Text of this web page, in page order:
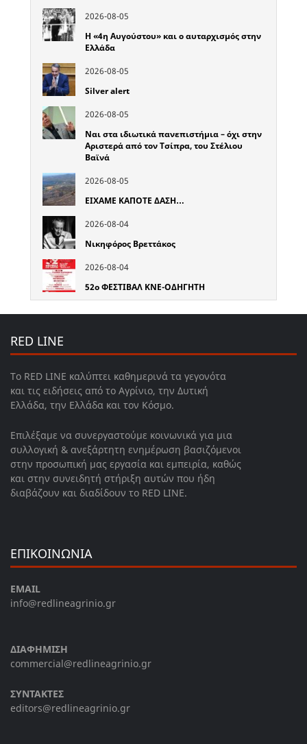
2026-08-05
Η «4η Αυγούστου» και ο αυταρχισμός στην
Ελλάδα
2026-08-05
Silver alert
2026-08-05
Ναι στα ιδιωτικά πανεπιστήμια – όχι στην
Αριστερά από τον Τσίπρα, του Στέλιου
Βαϊνά
2026-08-05
ΕΙΧΑΜΕ ΚΑΠΟΤΕ ΔΑΣΗ…
2026-08-04
Νικηφόρος Βρεττάκος
2026-08-04
52o ΦΕΣΤΙΒΑΛ ΚΝΕ-ΟΔΗΓΗΤΗ
RED LINE
Το RED LINE καλύπτει καθημερινά τα γεγονότα
και τις ειδήσεις από το Αγρίνιο, την Δυτική
Ελλάδα, την Ελλάδα και τον Κόσμο.
Επιλέξαμε να συνεργαστούμε κοινωνικά για μια
συλλογική & ανεξάρτητη ενημέρωση βασιζόμενοι
στην προσωπική μας εργασία και εμπειρία, καθώς
και στην συνειδητή στήριξη αυτών που ήδη
διαβάζουν και διαδίδουν το RED LINE.
ΕΠΙΚΟΙΝΩΝΙΑ
EMAIL
info@redlineagrinio.gr
ΔΙΑΦΗΜΙΣΗ
commercial@redlineagrinio.gr
ΣΥΝΤΑΚΤΕΣ
editors@redlineagrinio.gr